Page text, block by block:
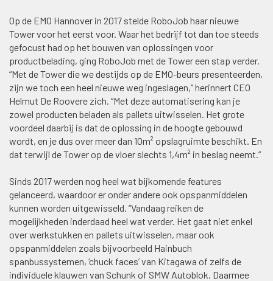
Op de EMO Hannover in 2017 stelde RoboJob haar nieuwe
Tower voor het eerst voor. Waar het bedrijf tot dan toe steeds
gefocust had op het bouwen van oplossingen voor
productbelading, ging RoboJob met de Tower een stap verder.
“Met de Tower die we destijds op de EMO-beurs presenteerden,
zijn we toch een heel nieuwe weg ingeslagen,” herinnert CEO
Helmut De Roovere zich. “Met deze automatisering kan je
zowel producten beladen als pallets uitwisselen. Het grote
voordeel daarbij is dat de oplossing in de hoogte gebouwd
wordt, en je dus over meer dan 10m² opslagruimte beschikt. En
dat terwijl de Tower op de vloer slechts 1,4m² in beslag neemt.”
Sinds 2017 werden nog heel wat bijkomende features
gelanceerd, waardoor er onder andere ook opspanmiddelen
kunnen worden uitgewisseld. “Vandaag reiken de
mogelijkheden inderdaad heel wat verder. Het gaat niet enkel
over werkstukken en pallets uitwisselen, maar ook
opspanmiddelen zoals bijvoorbeeld Hainbuch
spanbussystemen, ‘chuck faces’ van Kitagawa of zelfs de
individuele klauwen van Schunk of SMW Autoblok. Daarmee